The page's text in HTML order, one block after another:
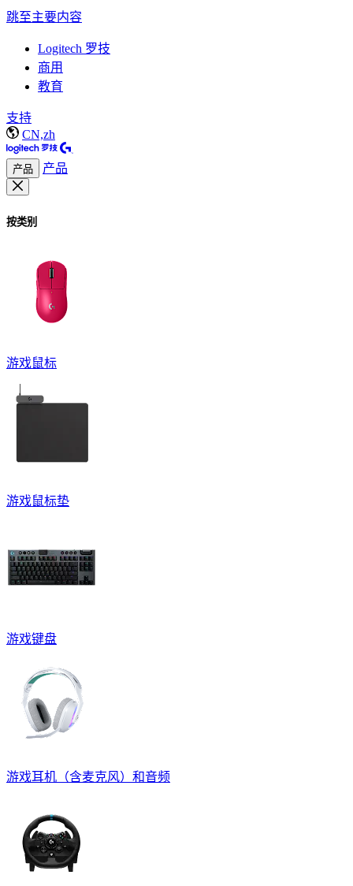
跳至主要内容
Logitech 罗技
商用
教育
支持
CN,zh
产品 产品
按类别
游戏鼠标
游戏鼠标垫
游戏键盘
游戏耳机（含麦克风）和音频